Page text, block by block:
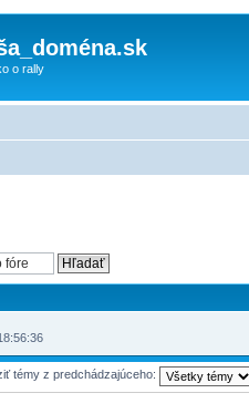
o rally
témy z predchádzajúceho: